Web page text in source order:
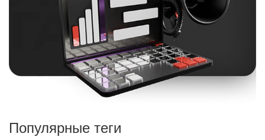
Популярные теги